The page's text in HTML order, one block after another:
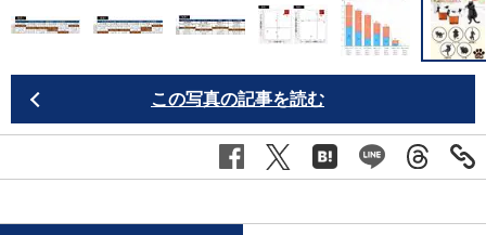
この写真の記事を読む